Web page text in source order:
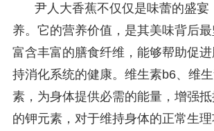
尹人大香蕉不仅仅是味蕾的盛宴
养。它的营养价值，是其美味背后最
富含丰富的膳食纤维，能够帮助促
持消化系统的健康。维生素b6、维
素，为身体提供必需的能量，增强
的钾元素，对于维持身体的正常生